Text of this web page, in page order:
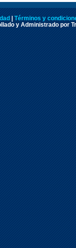
Términos y
y Administrado por